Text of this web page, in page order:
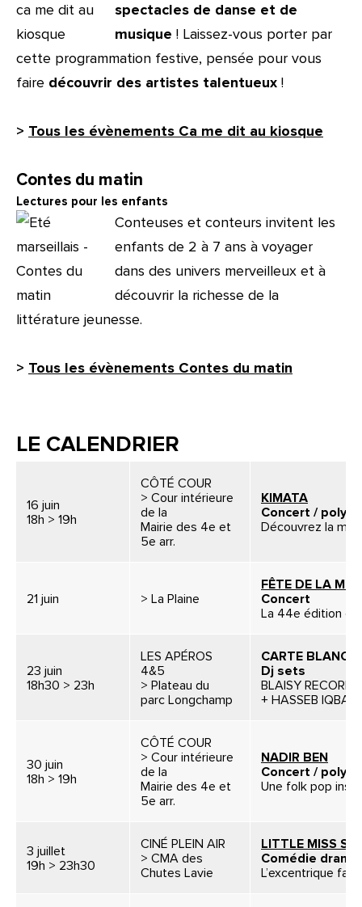
spectacles de danse et de
musique ! Laissez-vous porter par
cette programmation festive, pensée pour vous
faire découvrir des artistes talentueux !
> Tous les évènements Ca me dit au kiosque
Contes du matin
Lectures pour les enfants
Conteuses et conteurs invitent les
enfants de 2 à 7 ans à voyager
dans des univers merveilleux et à
découvrir la richesse de la
littérature jeunesse.
> Tous les évènements Contes du matin
LE CALENDRIER
16 juin
18h > 19h
CÔTÉ COUR
> Cour intérieure
de la
Mairie des 4e et
5e arr.
KIMATA
Concert /
Découvrez la
21 juin > La Plaine
FÊTE DE LA
Concert
La 44e édition
23 juin
18h30 > 23h
LES APÉROS
4&5
> Plateau du
parc Longchamp
CARTE
Dj sets
BLAISY
+ HASSEB IQBAL
30 juin
18h > 19h
CÔTÉ COUR
> Cour intérieure
de la
Mairie des 4e et
5e arr.
NADIR BEN
Concert /
Une folk pop
3 juillet
19h > 23h30
CINÉ PLEIN AIR
> CMA des
Chutes Lavie
LITTLE MISS
Comédie
L’excentrique